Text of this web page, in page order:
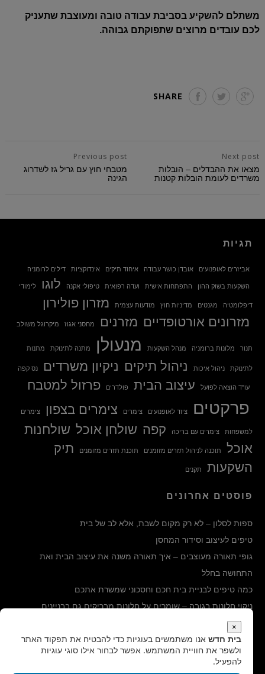
משתלם להשקיע בסביבת עבודה טובה ומעוצבת שתעניק
לכם עובדים מרוצים שתפוקתם גבוהה.
SHARE
Previous post
מטבחי חוץ עם גריל גז לשדרוג
הגינה
Next post
מצאו את ההבדלים – הובלות
משרדים לעומת הובלות קטנות
תגיות
אביזרים לאופנועים אובדן כושר עבודה איחוד תיקים אינדוקציות דילים לרומניה
השקעות בשוק ההון התפתחות אישית ועדה רפואית טיפולי אקנה לוגו לימודי
דיפלומטיה מגנטים מדיניות חוץ מודעות עצמית
מזרון פולירון
מזרונים אורטופדיים מזרנים מחסני אגוז מיקרוגל משולב
תנור מלונות ברומניה מנהל השקעות מנעולן מתנה לתינוקת מתנות
לתינוקת ניהול איכות ניהול תיקים ניקיון משרדים נס קפה
עו"ד הוצאה לפועל עיצוב הבית פולדרים פרזול למטבח
פרקטים ציוד לאופנועים צימרים צימרים בצפון צימרים
למשפחות צימרים עם בריכה קפה שולחן אוכל שולחנות
אוכל
תוכנה לניהול תזרים מזומנים תוכנת תזרים מזומנים
תיק
השקעות
תקנים
פוסטים אחרונים
ספות לסלון – לא רק מקום לשבת, אלא לב של בית
טיפים לעיצוב וסידור המחסן
גופי תאורה מעוצבים – איך תאורה משנה את עיצוב הבית ואת
התחושה בחלל
כמה טיפים לבניית בית חכם וחסכוני שמשרת אתכם
ניקוי חלונות בגובה – שומרים על חלונות מבריקים גם בבניינים
הגבוהים ביותר
קטגוריות
×
בית חדש אנו משתמשים בעוגיות כדי להבטיח את תפקוד האתר
ולשפר את חוויית המשתמש. אפשר לבחור אילו סוגי עוגיות
להפעיל.